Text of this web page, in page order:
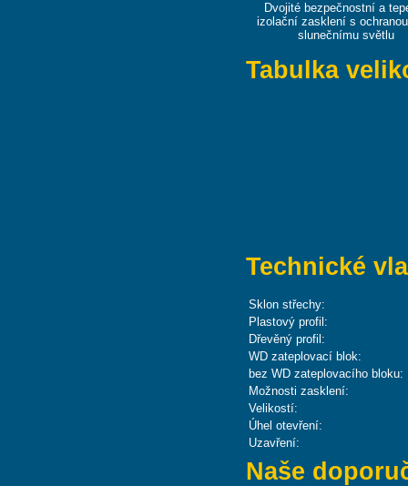
Dvojité bezpečnostní a
izolační zasklení s
slunečnímu světlu
Tabulka
Technické
Sklon střechy:
Plastový profil:
Dřevěný profil:
WD zateplovací blok:
bez WD zateplovacího bloku:
Možnosti zasklení:
Velikostí:
Úhel otevření:
Uzavření:
Naše